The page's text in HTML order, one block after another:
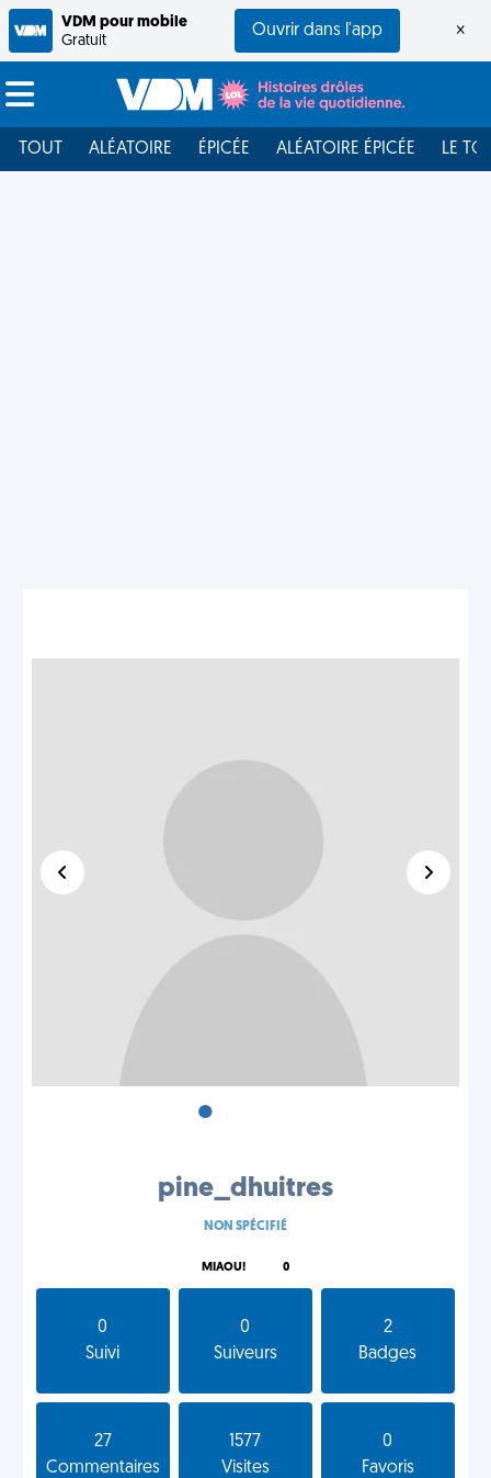
VDM pour mobile
Gratuit
Ouvrir dans l'app ×
TOUT ALÉATOIRE ÉPICÉE ALÉATOIRE ÉPICÉE LE
•
pine_dhuitres
NON SPÉCIFIÉ
MIAOU! 0
0
Suivi
0
Suiveurs
2
Badges
27
Commentaires
1577
Visites
0
Favoris